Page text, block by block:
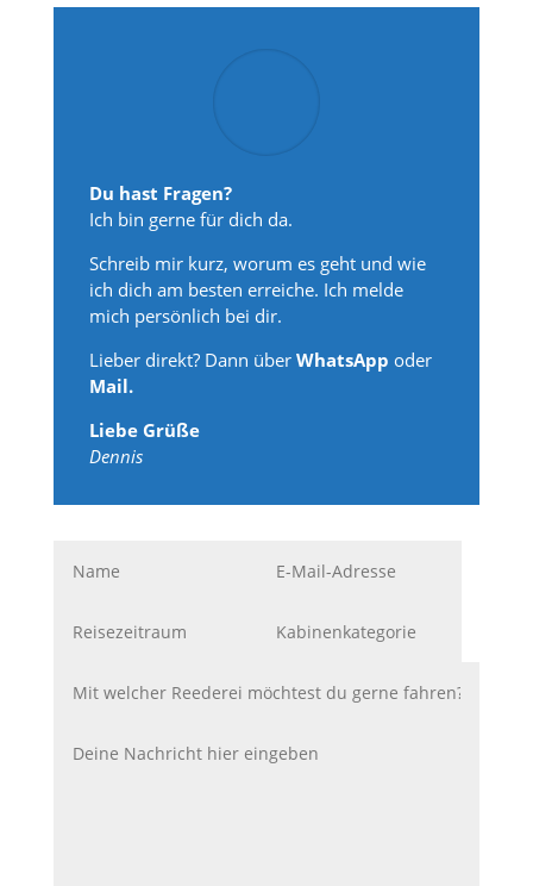
Du hast Fragen?
Ich bin gerne für dich da.
Schreib mir kurz, worum es geht und wie
ich dich am besten erreiche. Ich melde
mich persönlich bei dir.
Lieber direkt? Dann überWhatsApp oder
Mail.
Liebe Grüße
Dennis